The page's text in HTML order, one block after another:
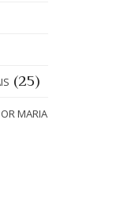
(25)
MARIA